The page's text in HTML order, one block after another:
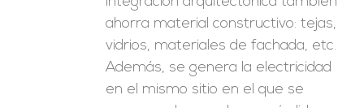
ahorra material constructivo: tejas,
vidrios, materiales de fachada, etc.
Además, se genera la electricidad
en el mismo sitio en el que se